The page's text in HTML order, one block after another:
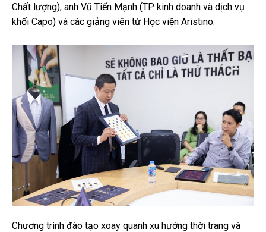
Chất lượng), anh Vũ Tiến Mạnh (TP kinh doanh và dịch vụ
khối Capo) và các giảng viên từ Học viện Aristino.
Chương trình đào tạo xoay quanh xu hướng thời trang và